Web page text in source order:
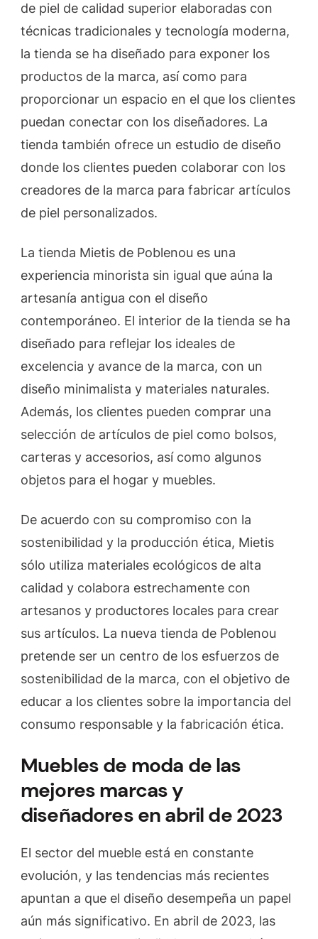
de piel de calidad superior elaboradas con
técnicas tradicionales y tecnología moderna,
la tienda se ha diseñado para exponer los
productos de la marca, así como para
proporcionar un espacio en el que los clientes
puedan conectar con los diseñadores. La
tienda también ofrece un estudio de diseño
donde los clientes pueden colaborar con los
creadores de la marca para fabricar artículos
de piel personalizados.
La tienda Mietis de Poblenou es una
experiencia minorista sin igual que aúna la
artesanía antigua con el diseño
contemporáneo. El interior de la tienda se ha
diseñado para reflejar los ideales de
excelencia y avance de la marca, con un
diseño minimalista y materiales naturales.
Además, los clientes pueden comprar una
selección de artículos de piel como bolsos,
carteras y accesorios, así como algunos
objetos para el hogar y muebles.
De acuerdo con su compromiso con la
sostenibilidad y la producción ética, Mietis
sólo utiliza materiales ecológicos de alta
calidad y colabora estrechamente con
artesanos y productores locales para crear
sus artículos. La nueva tienda de Poblenou
pretende ser un centro de los esfuerzos de
sostenibilidad de la marca, con el objetivo de
educar a los clientes sobre la importancia del
consumo responsable y la fabricación ética.
Muebles de moda de las
mejores marcas y
diseñadores en abril de 2023
El sector del mueble está en constante
evolución, y las tendencias más recientes
apuntan a que el diseño desempeña un papel
aún más significativo. En abril de 2023, las